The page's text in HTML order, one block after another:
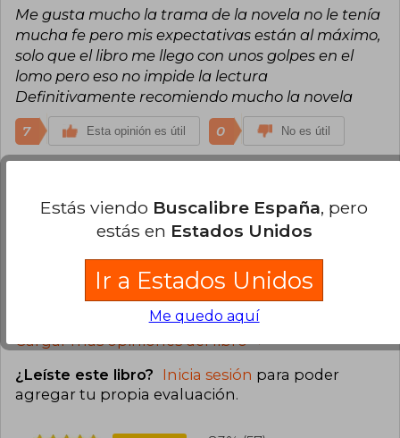
Me gusta mucho la trama de la novela no le tenía
mucha fe pero mis expectativas están al máximo,
solo que el libro me llego con unos golpes en el
lomo pero eso no impide la lectura
Definitivamente recomiendo mucho la novela
7 Esta opinión es útil 0 No es útil
Compra Verificada
llego rapido super bien empaquetado un
Esta opinión es útil 2 No es útil
Cargar más opiniones del libro
¿Leíste este libro? Inicia sesión para poder
agregar tu propia evaluación.
Estás viendo Buscalibre España, pero
estás en Estados Unidos
Ir a Estados Unidos
Me quedo aquí